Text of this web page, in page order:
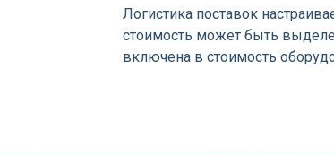
Логистика поставок
стоимость может быть
включена в стоимость